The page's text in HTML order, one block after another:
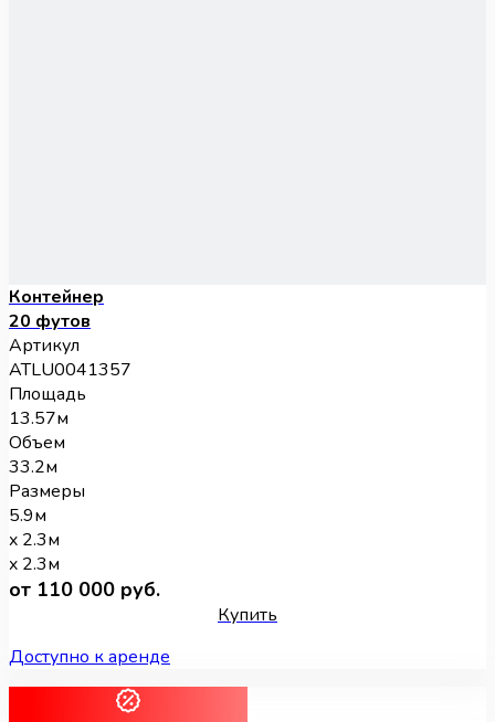
Контейнер
20 футов
Артикул
ATLU0041357
Площадь
13.57м
Объем
33.2м
Размеры
5.9м
x 2.3м
x 2.3м
от 110 000 руб.
Купить
Доступно к аренде